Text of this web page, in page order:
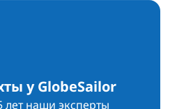
у GlobeSailor
лет наши эксперты